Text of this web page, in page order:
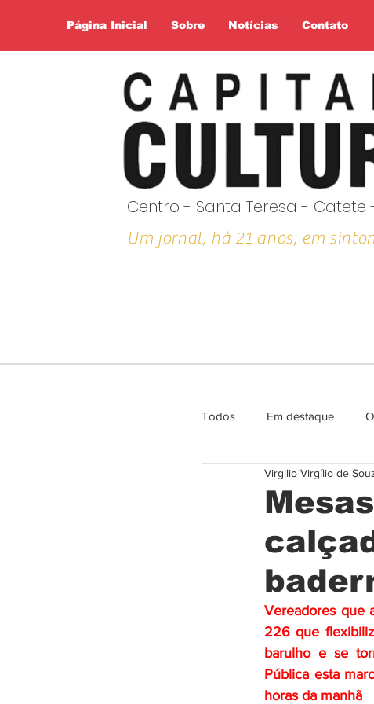
Página Inicial Sobre Notícias Contato
Centro - Santa Teresa - Catete
Um jornal, hà 21 anos, em
Todos Em destaque
Entrevista e Opiniao
Virgilio Virgílio de
Vereadores que
226 que
barulho e se
Pública esta
horas da manhã